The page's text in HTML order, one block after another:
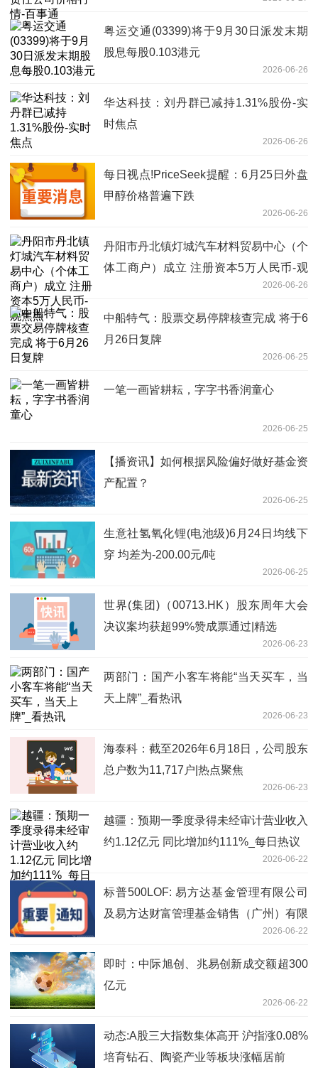
粤运交通(03399)将于9月30日派发末期
股息每股0.103港元
2026-06-26
华达科技：刘丹群已减持1.31%股份-实
时焦点
2026-06-26
每日视点!PriceSeek提醒：6月25日外盘
甲醇价格普遍下跌
2026-06-26
丹阳市丹北镇灯城汽车材料贸易中心（个
体工商户）成立 注册资本5万人民币-观
2026-06-26
中船特气：股票交易停牌核查完成 将于6
月26日复牌
2026-06-25
一笔一画皆耕耘，字字书香润童心
2026-06-25
【播资讯】如何根据风险偏好做好基金资
产配置？
2026-06-25
生意社氢氧化锂(电池级)6月24日均线下
穿 均差为-200.00元/吨
2026-06-25
世界(集团)（00713.HK）股东周年大会
决议案均获超99%赞成票通过|精选
2026-06-23
两部门：国产小客车将能“当天买车，当
天上牌”_看热讯
2026-06-23
海泰科：截至2026年6月18日，公司股东
总户数为11,717户|热点聚焦
2026-06-23
越疆：预期一季度录得未经审计营业收入
约1.12亿元 同比增加约111%_每日热议
2026-06-22
标普500LOF: 易方达基金管理有限公司
及易方达财富管理基金销售（广州）有限
公司关于零售直销业务迁移安排的联合提
示性公告_报资讯
2026-06-22
即时：中际旭创、兆易创新成交额超300
亿元
2026-06-22
动态:A股三大指数集体高开 沪指涨0.08%
培育钻石、陶瓷产业等板块涨幅居前